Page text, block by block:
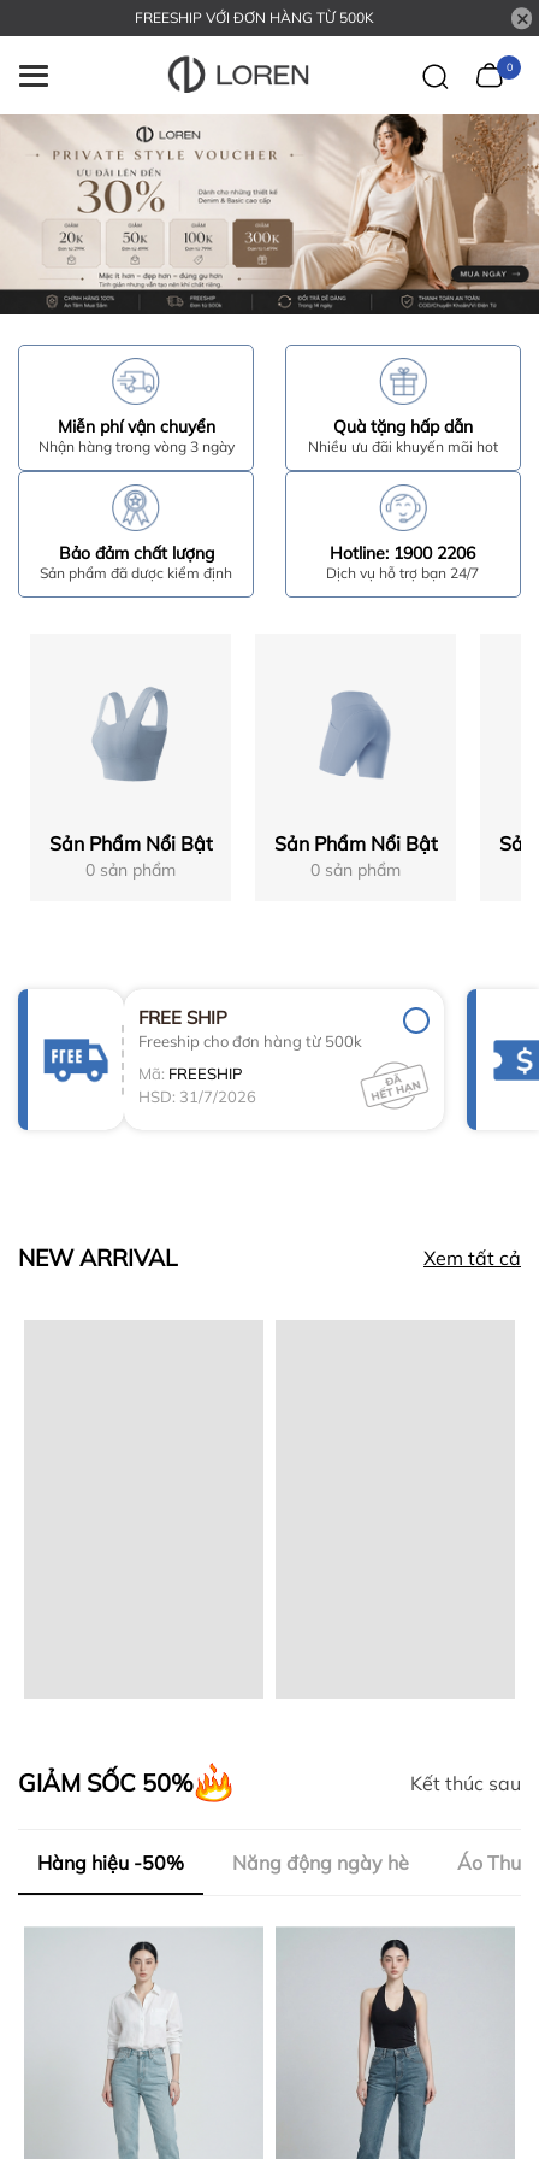
FREESHIP VỚI ĐƠN HÀNG TỪ 500K
0
Miễn phí vận chuyển
Nhận hàng trong vòng 3 ngày
Quà tặng hấp dẫn
Nhiều ưu đãi khuyến mãi hot
Bảo đảm chất lượng
Sản phẩm đã dược kiểm định
Hotline: 1900 2206
Dịch vụ hỗ trợ bạn 24/7
Sản Phẩm Nổi Bật
0 sản phẩm
Sản Phẩm Nổi Bật
0 sản phẩm
FREE SHIP
Freeship cho đơn hàng từ 500k
Mã: FREESHIP
HSD: 31/7/2026
NEW ARRIVAL Xem tất cả
GIẢM SỐC 50% Kết thúc sau
Hàng hiệu -50% Năng động ngày hè Áo Thun